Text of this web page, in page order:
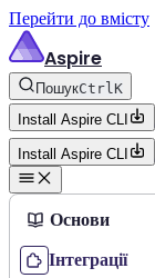
Перейти до вмісту
Aspire
ПошукCtrlK
Install Aspire CLI
Install Aspire CLI
Основи
Інтеграції